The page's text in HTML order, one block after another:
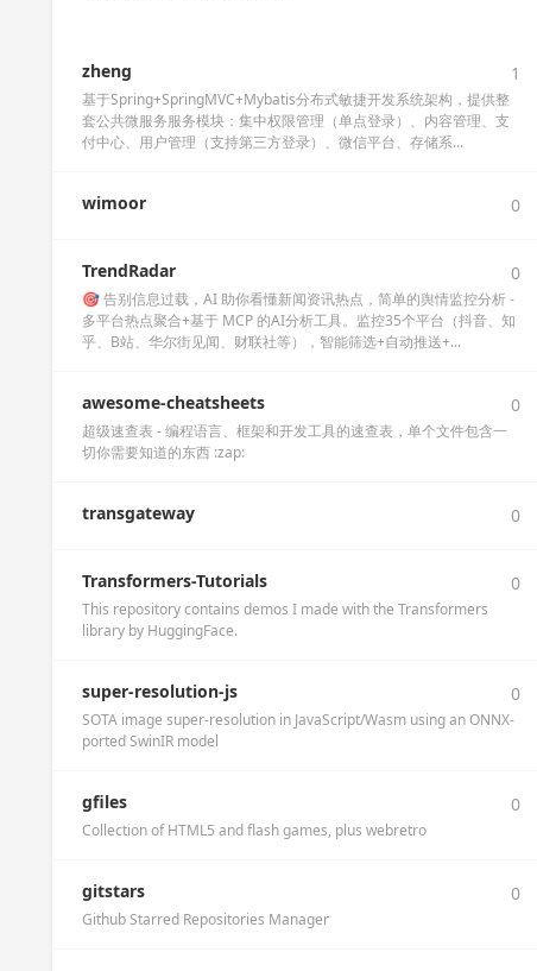
zheng 1
基于Spring+SpringMVC+Mybatis分布式敏捷开发系统架构，提供整
套公共微服务服务模块：集中权限管理（单点登录）、内容管理、支
付中心、用户管理（支持第三方登录）、微信平台、存储系...
wimoor 0
TrendRadar 0
🎯 告别信息过载，AI 助你看懂新闻资讯热点，简单的舆情监控分析 -
多平台热点聚合+基于 MCP 的AI分析工具。监控35个平台（抖音、知
乎、B站、华尔街见闻、财联社等），智能筛选+自动推送+...
awesome-cheatsheets 0
超级速查表 - 编程语言、框架和开发工具的速查表，单个文件包含一
切你需要知道的东西 :zap:
transgateway 0
Transformers-Tutorials 0
This repository contains demos I made with the Transformers
library by HuggingFace.
super-resolution-js 0
SOTA image super-resolution in JavaScript/Wasm using an ONNX-
ported SwinIR model
gfiles 0
Collection of HTML5 and flash games, plus webretro
gitstars 0
Github Starred Repositories Manager